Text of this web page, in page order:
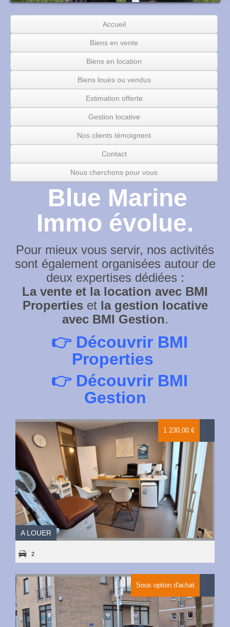
Accueil
Biens en vente
Biens en location
Biens loués ou vendus
Estimation offerte
Gestion locative
Nos clients témoignent
Contact
Nous cherchons pour vous
Blue Marine
Immo évolue.
Pour mieux vous servir, nos activités
sont également organisées autour de
deux expertises dédiées :
La vente et la location avec BMI
Propertieset la gestion locative
avec BMI Gestion.
👉 Découvrir BMI
Properties
👉 Découvrir BMI
Gestion
A LOUER
1 230,00 €
2
Sous option d'achat